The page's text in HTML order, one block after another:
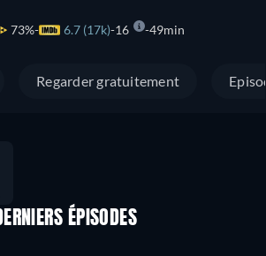
73% 6.7 (17k) 16 49min
Regarder gratuitement
ÉPISODES